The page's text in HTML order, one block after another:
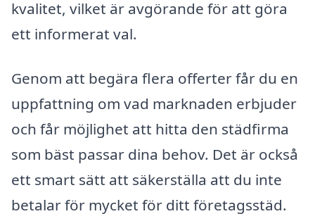
kvalitet, vilket är avgörande för att göra
ett informerat val.
Genom att begära flera offerter får du en
uppfattning om vad marknaden erbjuder
och får möjlighet att hitta den städfirma
som bäst passar dina behov. Det är också
ett smart sätt att säkerställa att du inte
betalar för mycket för ditt företagsstäd.